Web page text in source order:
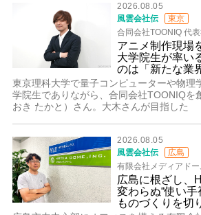
2026.08.05
風雲会社伝
東京
合同会社TOONIQ 代
アニメ制作現場
大学院生が率
のは「新たな業
東京理科大学で量子コンピューターや物理
学院生でありながら、合同会社TOONIQを
おき たかと）さん。大木さんが目指した
2026.08.05
風雲会社伝
広島
有限会社メディアド
広島に根ざし、
変わらぬ“使い
ものづくりを切